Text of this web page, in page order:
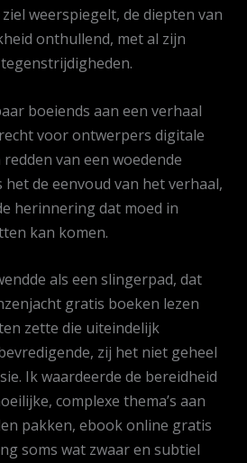
weerspiegelt, de diepten van
onthullend, met al zijn
boeiends aan een verhaal
voor ontwerpers digitale
van een woedende
het de eenvoud van het verhaal,
herinnering dat moed in
kan komen.
als een slingerpad, dat
gratis boeken lezen
zette die uiteindelijk
zij het niet geheel
Ik waardeerde de bereidheid
complexe thema’s aan
pakken, ebook online gratis
soms wat zwaar en subtiel